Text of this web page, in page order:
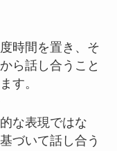
時間を置き、そ
ら話し合うこと
す。
な表現ではな
づいて話し合う